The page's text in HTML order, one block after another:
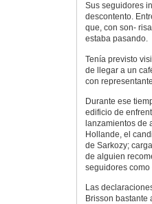
Sus seguidores
descontento.
que, con son-
estaba pasando.
Tenía previsto
de llegar a un
con
Durante ese
edificio de
lanzamientos de
Hollande, el
de Sarkozy;
de alguien
seguidores
Las
Brisson